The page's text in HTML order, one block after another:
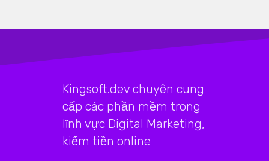
Kingsoft.dev chuyên cung
cấp các phần mềm trong
lĩnh vực Digital Marketing,
kiếm tiền online